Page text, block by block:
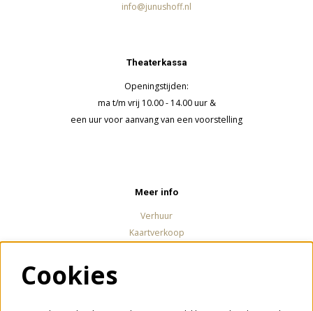
info@junushoff.nl
Theaterkassa
Openingstijden:
ma t/m vrij 10.00 - 14.00 uur &
een uur voor aanvang van een voorstelling
Meer info
Verhuur
Kaartverkoop
Cookies